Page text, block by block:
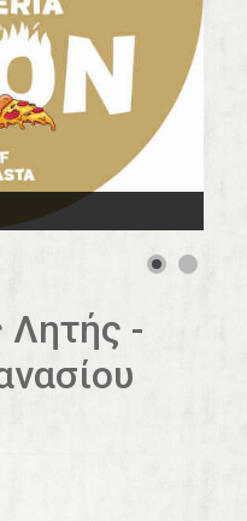
Λητής -